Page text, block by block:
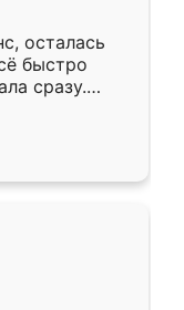
здесь.
осталась
быстро
сразу.
к
Собрали
даже